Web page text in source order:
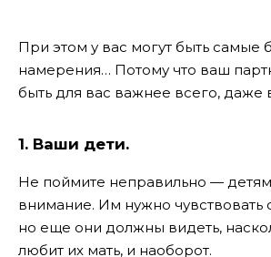
При этом у вас могут быть самые
намерения… Потому что ваш
быть для вас важнее всего, даже
1. Ваши дети.
Не поймите неправильно —
внимание. Им нужно
но еще они должны видеть,
любит их мать, и наоборот.